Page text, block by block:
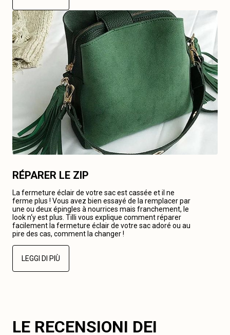
RÉPARER LE ZIP
La fermeture éclair de votre sac est cassée et il ne
ferme plus ! Vous avez bien essayé de la remplacer par
une ou deux épingles à nourrices mais franchement, le
look n‘y est plus. Tilli vous explique comment réparer
facilement la fermeture éclair de votre sac adoré ou au
pire des cas, comment la changer !
LEGGI DI PIÙ
LE RECENSIONI DEI